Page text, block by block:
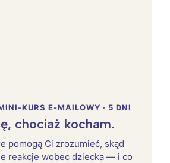
KURS E-MAILOWY · 5 DNI
chociaż kocham.
pomogą Ci zrozumieć, skąd
reakcje wobec dziecka — i co